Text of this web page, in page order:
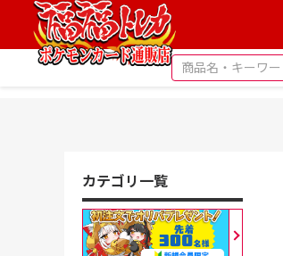
カテゴリ一覧